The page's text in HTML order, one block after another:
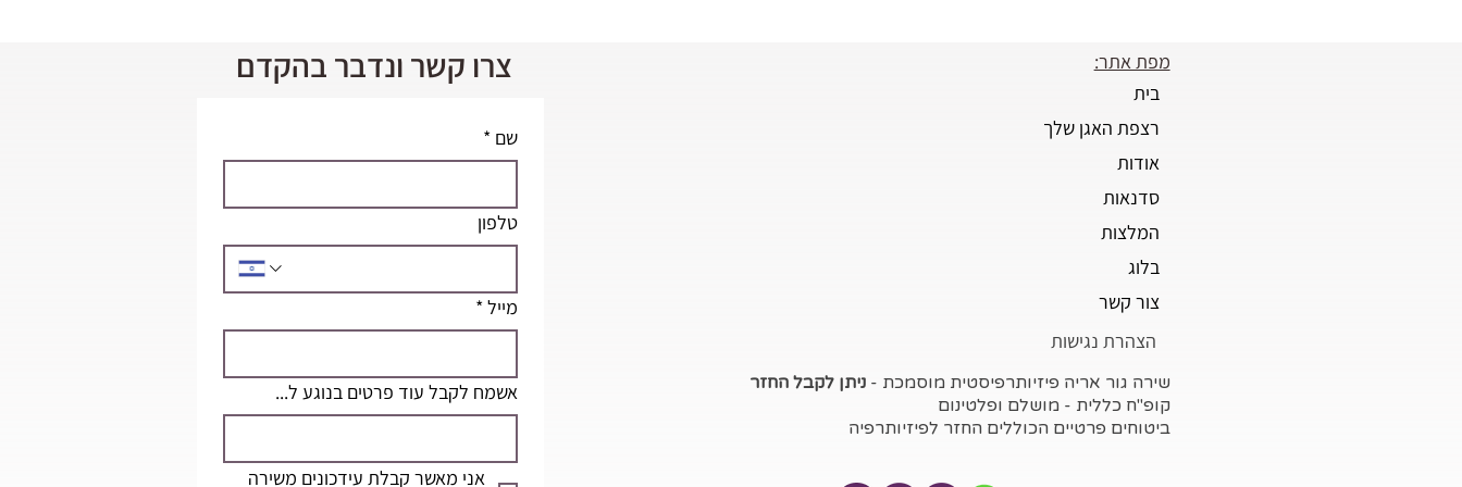
צרו קשר ונדבר בהקדם
שם *
טלפון
מייל*
אשמח לקבל עוד פרטים בנוגע ל...
מפת אתר:
בית
רצפת האגן שלך
אודות
סדנאות
המלצות
בלוג
צור קשר
הצהרת נגישות
שירה גור אריה פיזיותרפיסטית מוסמכת -ניתן לקבל החזר
קופ"ח כללית - מושלם ופלטינום
ביטוחים פרטיים הכוללים החזר לפיזיותרפיה